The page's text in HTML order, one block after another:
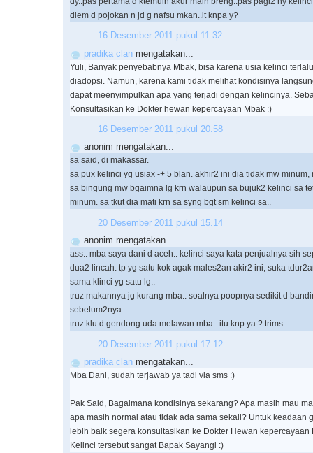
diem d pojokan n jd g nafsu mkan..it knpa y?
16 Desember 2011 pukul 11.32
pradika clan mengatakan...
Yuli, Banyak penyebabnya Mbak, bisa karena usia kelinci
diadopsi. Namun, karena kami tidak melihat kondisinya
dapat meenyimpulkan apa yang terjadi dengan kelincinya.
Konsultasikan ke Dokter hewan kepercayaan Mbak :)
16 Desember 2011 pukul 20.58
anonim mengatakan...
sa said, di makassar.
sa pux kelinci yg usiax -+ 5 blan. akhir2 ini dia tidak mw minum,
sa bingung mw bgaimna lg krn walaupun sa bujuk2 kelinci sa
minum. sa tkut dia mati krn sa syng bgt sm kelinci sa..
20 Desember 2011 pukul 15.14
anonim mengatakan...
ass.. mba saya dani d aceh.. kelinci saya kata penjualnya sih
dua2 lincah. tp yg satu kok agak males2an akir2 ini, suka
sama klinci yg satu lg..
truz makannya jg kurang mba.. soalnya poopnya sedikit d
sebelum2nya..
truz klu d gendong uda melawan mba.. itu knp ya ? trims..
20 Desember 2011 pukul 17.12
pradika clan mengatakan...
Mba Dani, sudah terjawab ya tadi via sms :)
Pak Said, Bagaimana kondisinya sekarang? Apa masih mau
apa masih normal atau tidak ada sama sekali? Untuk keadaan
lebih baik segera konsultasikan ke Dokter Hewan kepercayaan
Kelinci tersebut sangat Bapak Sayangi :)